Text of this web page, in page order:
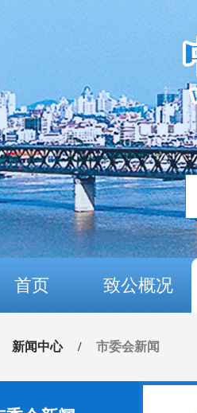
首页 致公概况
新闻中心 / 市委会新闻